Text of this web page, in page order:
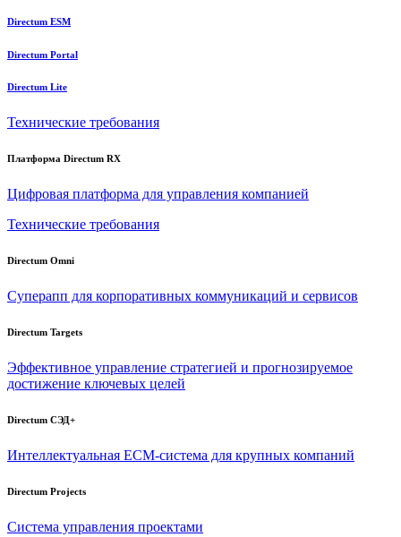
Directum ESM
Directum Portal
Directum Lite
Технические требования
Платформа Directum RX
Цифровая платформа для управления компанией
Технические требования
Directum Omni
Суперапп для корпоративных коммуникаций и сервисов
Directum Targets
Эффективное управление стратегией и прогнозируемое
достижение ключевых целей
Directum СЭД+
Интеллектуальная ECM-система для крупных компаний
Directum Projects
Система управления проектами